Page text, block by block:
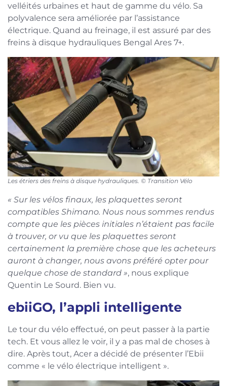
velléités urbaines et haut de gamme du vélo. Sa
polyvalence sera améliorée par l’assistance
électrique. Quand au freinage, il est assuré par des
freins à disque hydrauliques Bengal Ares 7+.
Les étriers des freins à disque hydrauliques. © Transition Vélo
« Sur les vélos finaux, les plaquettes seront
compatibles Shimano. Nous nous sommes rendus
compte que les pièces initiales n’étaient pas facile
à trouver, or vu que les plaquettes seront
certainement la première chose que les acheteurs
auront à changer, nous avons préféré opter pour
quelque chose de standard », nous explique
Quentin Le Sourd. Bien vu.
ebiiGO, l’appli intelligente
Le tour du vélo effectué, on peut passer à la partie
tech. Et vous allez le voir, il y a pas mal de choses à
dire. Après tout, Acer a décidé de présenter l’Ebii
comme « le vélo électrique intelligent ».